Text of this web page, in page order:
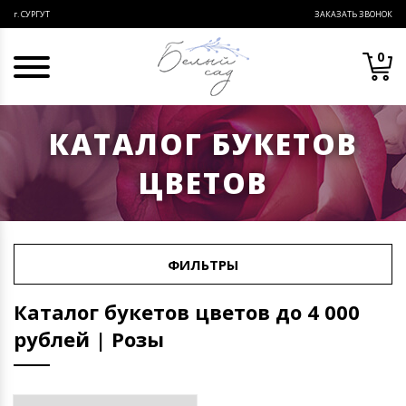
г. СУРГУТ ЗАКАЗАТЬ ЗВОНОК
0
КАТАЛОГ БУКЕТОВ
ЦВЕТОВ
ФИЛЬТРЫ
Каталог букетов цветов до 4 000
рублей | Розы